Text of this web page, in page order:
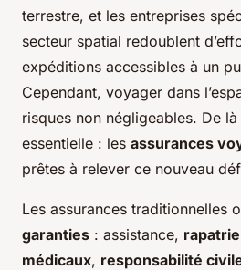
terrestre, et les entreprises
secteur spatial redoublent
expéditions accessibles à un
Cependant, voyager dans
risques non négligeables. De
essentielle : les assurances
prêtes à relever ce nouveau
Les assurances traditionnelles
garanties : assistance,
médicaux, responsabilité